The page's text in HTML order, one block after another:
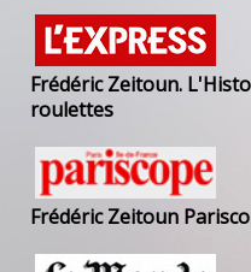
Frédéric Zeitoun.
roulettes
Frédéric Zeitoun